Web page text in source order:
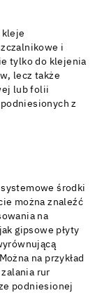
kleje
i
tylko do klejenia
lecz także
lub folii
z
środki
można znaleźć
na
gipsowe płyty
na przykład
rur
podniesionej